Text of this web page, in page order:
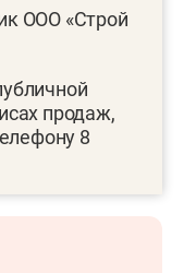
ООО «Строй
продаж,
8